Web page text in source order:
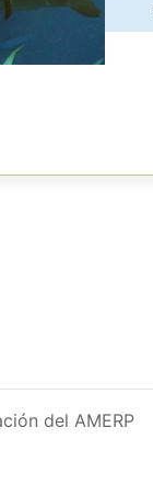
del AMERP